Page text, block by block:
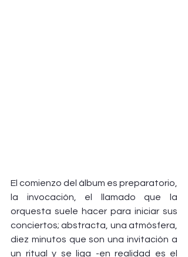
El comienzo del álbum es preparatorio,
la invocación, el llamado que la
orquesta suele hacer para iniciar sus
conciertos; abstracta, una atmósfera,
diez minutos que son una invitación a
un ritual y se liga -en realidad es el